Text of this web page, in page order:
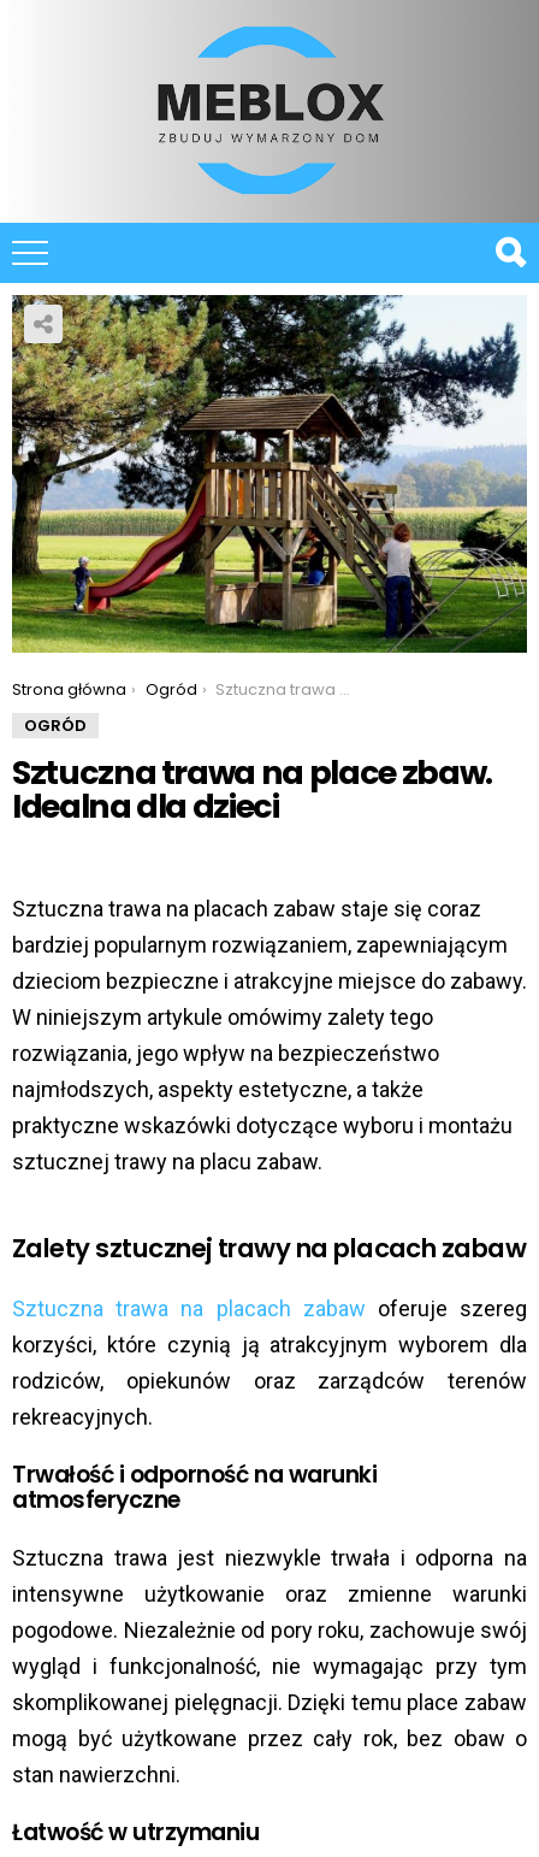
You are here:
Strona główna Ogród
Sztuczna trawa na place zbaw. Idealna dla dzieci
OGRÓD
Sztuczna trawa na place zbaw.
Idealna dla dzieci
​Sztuczna trawa na placach zabaw staje się coraz
bardziej popularnym rozwiązaniem, zapewniającym
dzieciom bezpieczne i atrakcyjne miejsce do zabawy.
W niniejszym artykule omówimy zalety tego
rozwiązania, jego wpływ na bezpieczeństwo
najmłodszych, aspekty estetyczne, a także
praktyczne wskazówki dotyczące wyboru i montażu
sztucznej trawy na placu zabaw.
Zalety sztucznej trawy na placach zabaw
Sztuczna trawa na placach zabaw oferuje szereg
korzyści, które czynią ją atrakcyjnym wyborem dla
rodziców, opiekunów oraz zarządców terenów
rekreacyjnych.
Trwałość i odporność na warunki
atmosferyczne
Sztuczna trawa jest niezwykle trwała i odporna na
intensywne użytkowanie oraz zmienne warunki
pogodowe. Niezależnie od pory roku, zachowuje swój
wygląd i funkcjonalność, nie wymagając przy tym
skomplikowanej pielęgnacji. Dzięki temu place zabaw
mogą być użytkowane przez cały rok, bez obaw o
stan nawierzchni.
Łatwość w utrzymaniu